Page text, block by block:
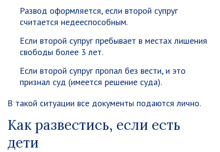
Развод оформляется, если второй супруг
считается недееспособным.
Если второй супруг пребывает в местах лишения
свободы более 3 лет.
Если второй супруг пропал без вести, и это
признал суд (имеется решение суда).
В такой ситуации все документы подаются лично.
Как развестись, если есть
дети